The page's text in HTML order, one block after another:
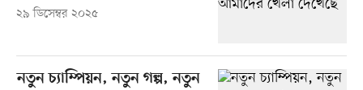
২৯ ডিসেম্বর ২০২৫
নতুন চ্যাম্পিয়ন, নতুন গল্প, নতুন